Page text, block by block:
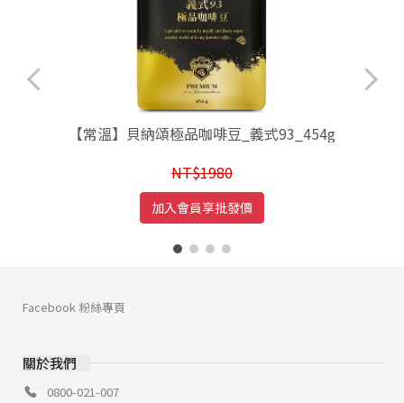
【常溫】貝納頌極品咖啡豆_義式93_454g
NT$1980
加入會員享批發價
關於我們
0800-021-007
Facebook 粉絲專頁